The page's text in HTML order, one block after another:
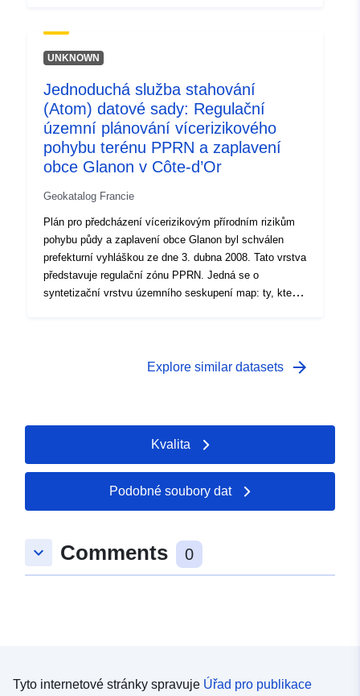
UNKNOWN
Jednoduchá služba stahování
(Atom) datové sady: Regulační
územní plánování vícerizikového
pohybu terénu PPRN a zaplavení
obce Glanon v Côte-d’Or
Geokatalog Francie
Plán pro předcházení vícerizikovým přírodním rizikům
pohybu půdy a zaplavení obce Glanon byl schválen
prefekturní vyhláškou ze dne 3. dubna 2008. Tato vrstva
představuje regulační zónu PPRN. Jedná se o
syntetizační vrstvu územního seskupení map: ty, které
Explore similar datasets arrow_forward
Kvalita
Podobné soubory dat
keyboard_arrow_down Comments 0
Tyto internetové stránky spravuje Úřad pro publikace